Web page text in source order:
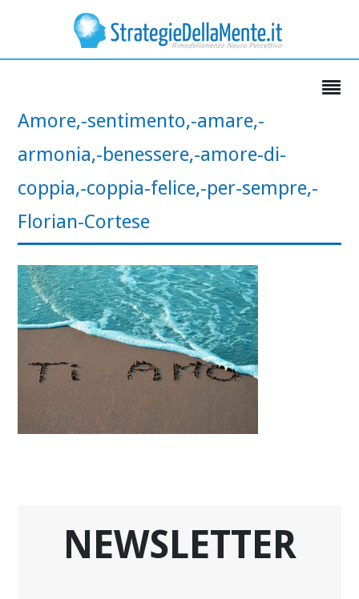
Amore,-sentimento,-amare,-
armonia,-benessere,-amore-di-
coppia,-coppia-felice,-per-sempre,-
Florian-Cortese
NEWSLETTER